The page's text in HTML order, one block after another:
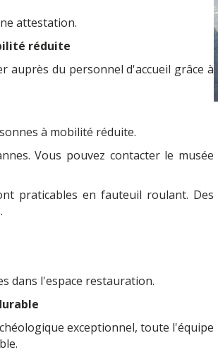
attestation.
réduite
auprès du personnel d'accueil grâce à
à mobilité réduite.
Vous pouvez contacter le musée
praticables en fauteuil roulant. Des
dans l'espace restauration.
exceptionnel, toute l'équipe